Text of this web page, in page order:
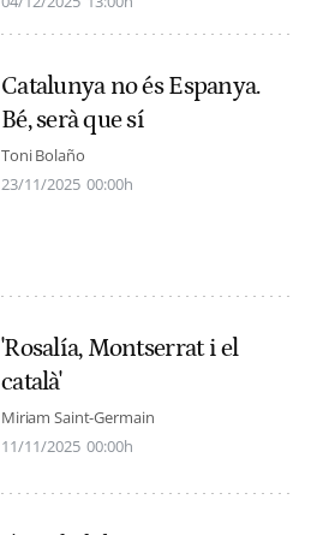
Catalunya no és Espanya.
Bé, serà que sí
Toni Bolaño
23/11/2025 00:00h
'Rosalía, Montserrat i el
català'
Miriam Saint-Germain
11/11/2025 00:00h